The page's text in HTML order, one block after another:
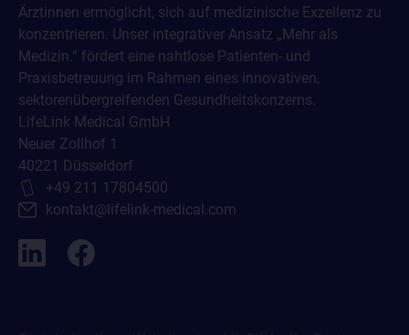
Ärztinnen ermöglicht, sich auf medizinische Exzellenz zu
konzentrieren. Unser integrativer Ansatz „Mehr als
Medizin.“ fördert eine nahtlose Patienten- und
Praxisbetreuung im Rahmen eines innovativen,
sektorenübergreifenden Gesundheitskonzerns.
LifeLink Medical GmbH
Neuer Zollhof 1
40221 Düsseldorf
+49 211 17804500
kontakt@lifelink-medical.com